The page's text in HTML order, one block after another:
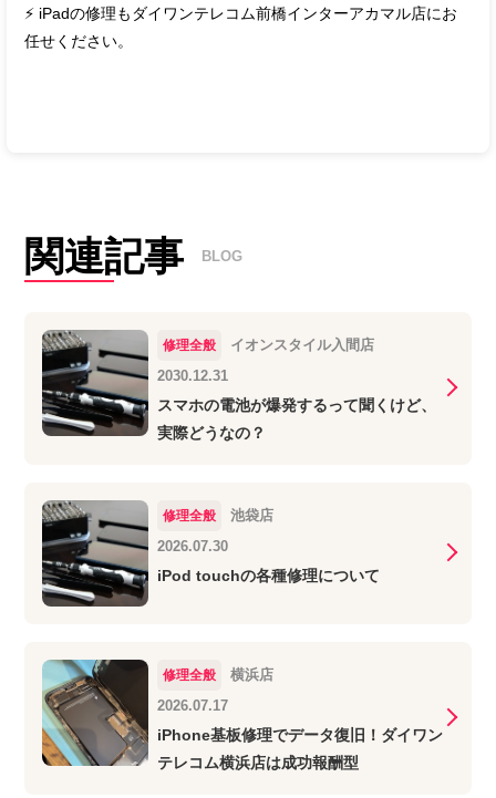
⚡ iPadの修理もダイワンテレコム前橋インターアカマル店にお
任せください。
関連記事 BLOG
修理全般
イオンスタイル入間店
2030.12.31
スマホの電池が爆発するって聞くけど、
実際どうなの？
修理全般
池袋店
2026.07.30
iPod touchの各種修理について
修理全般
横浜店
2026.07.17
iPhone基板修理でデータ復旧！ダイワン
テレコム横浜店は成功報酬型